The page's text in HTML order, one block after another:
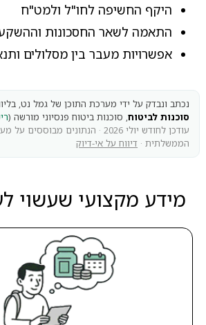
היקף החשיפה לחו"ל ולמט"ח
התאמה לשאר החסכונות
אפשרויות מעבר בין מסלולים
נכתב ונבדק על ידי מערכת התוכן של גמל נט,
סוכנות לביטוח, סוכנות ביטוח פנסיוני מורשה (
עודכן לחודש יולי 2026 · הנתונים
הממשלתית · דיווח על אי-דיוק
מידע מקצועי שעשוי